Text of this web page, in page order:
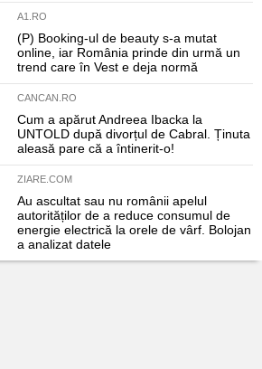
A1.RO
(P) Booking-ul de beauty s-a mutat
online, iar România prinde din urmă un
trend care în Vest e deja normă
CANCAN.RO
Cum a apărut Andreea Ibacka la
UNTOLD după divorțul de Cabral. Ținuta
aleasă pare că a întinerit-o!
ZIARE.COM
Au ascultat sau nu românii apelul
autorităților de a reduce consumul de
energie electrică la orele de vârf. Bolojan
a analizat datele